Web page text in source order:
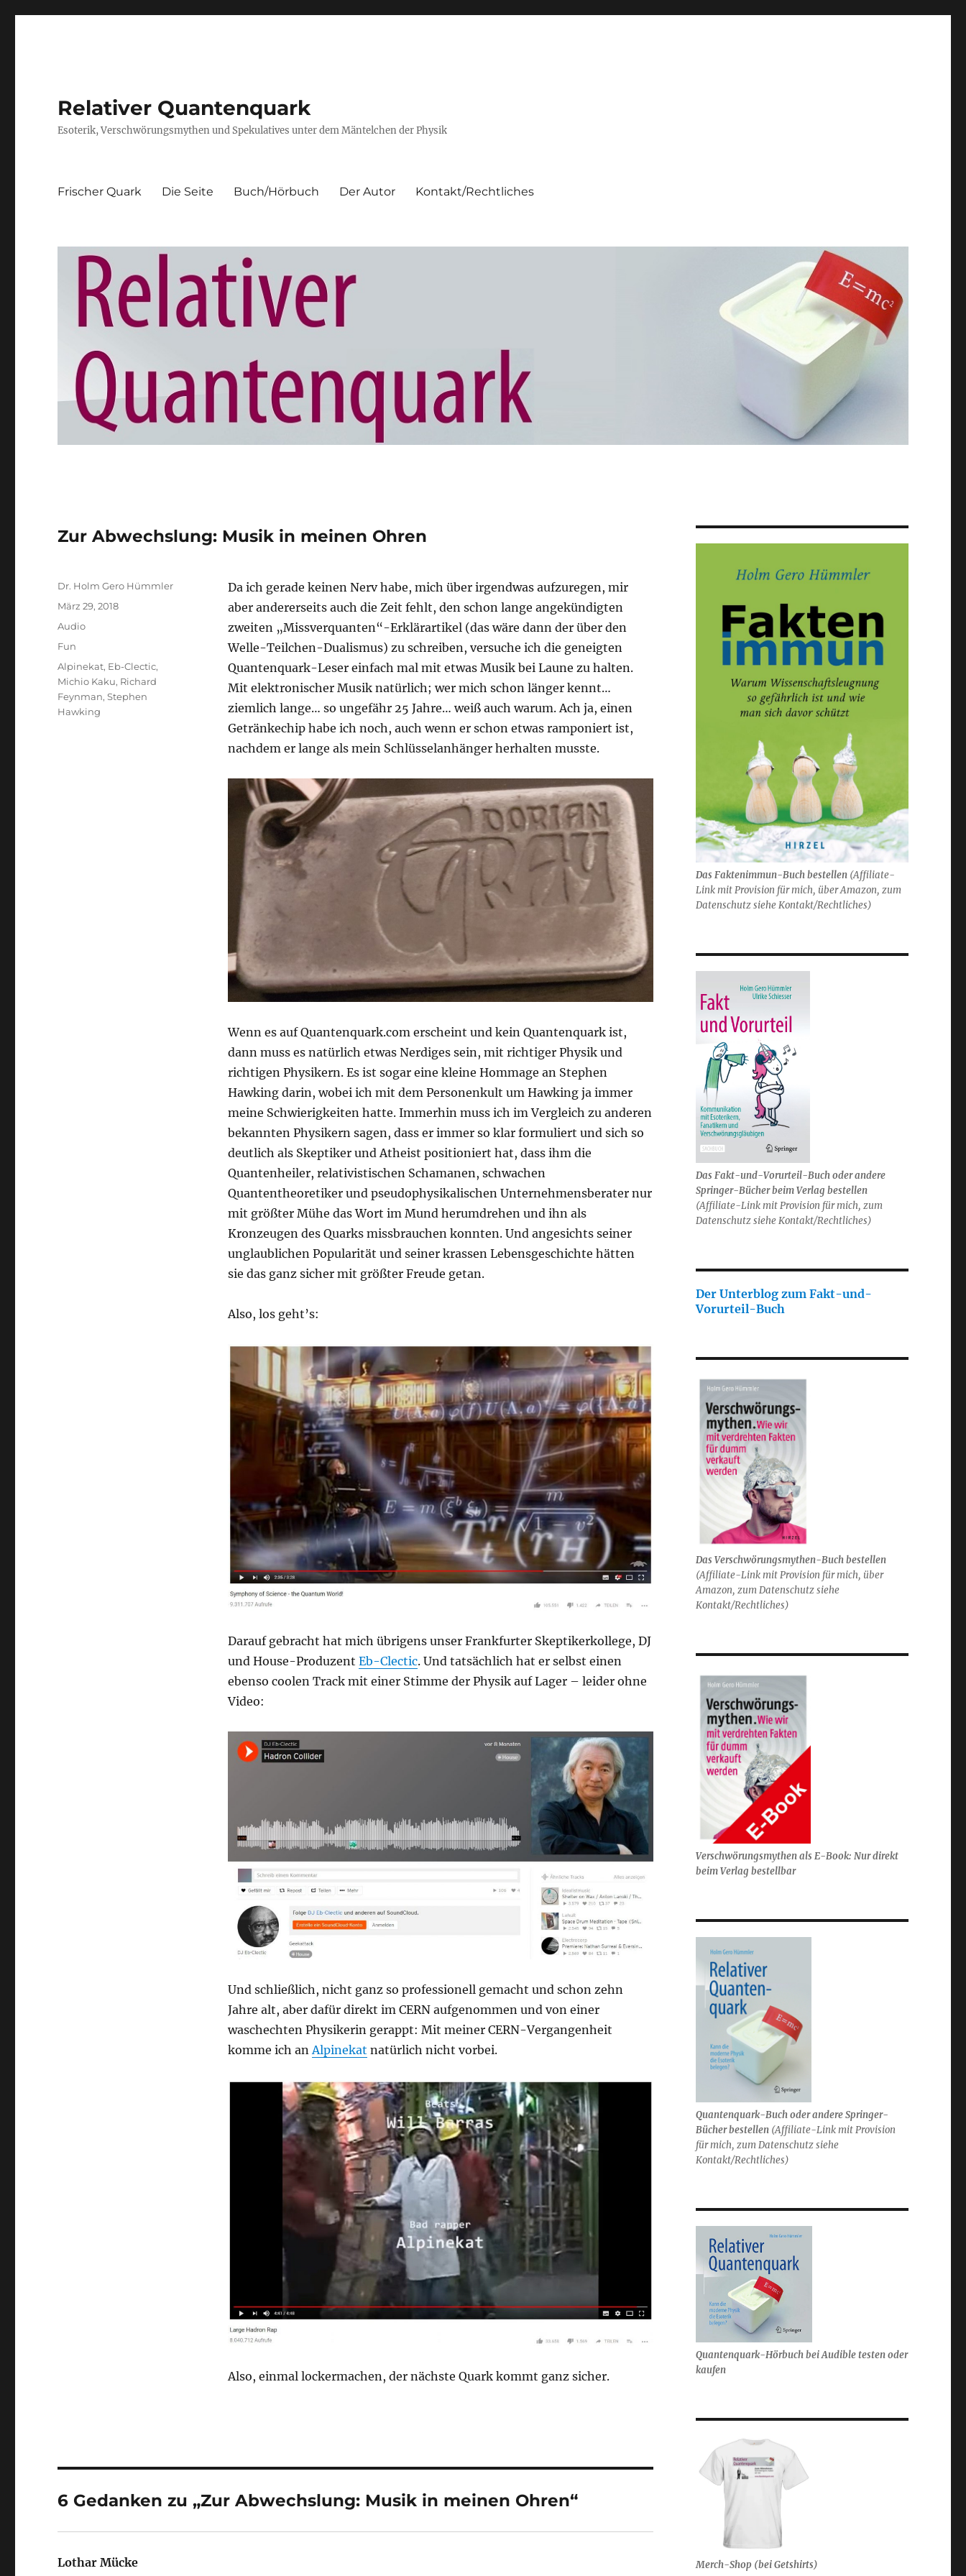
Relativer Quantenquark
Esoterik, Verschwörungsmythen und Spekulatives unter dem Mäntelchen der Physik
Frischer Quark Die Seite Buch/Hörbuch Der Autor Kontakt/Rechtliches
Zur Abwechslung: Musik in meinen Ohren
Da ich gerade keinen Nerv habe, mich über irgendwas aufzuregen, mir
aber andererseits auch die Zeit fehlt, den schon lange angekündigten
zweiten „Missverquanten“-Erklärartikel (das wäre dann der über den
Welle-Teilchen-Dualismus) zu schreiben, versuche ich die geneigten
Quantenquark-Leser einfach mal mit etwas Musik bei Laune zu halten.
Mit elektronischer Musik natürlich; wer mich schon länger kennt…
ziemlich lange… so ungefähr 25 Jahre… weiß auch warum. Ach ja, einen
Getränkechip habe ich noch, auch wenn er schon etwas ramponiert ist,
nachdem er lange als mein Schlüsselanhänger herhalten musste.
Wenn es auf Quantenquark.com erscheint und kein Quantenquark ist,
dann muss es natürlich etwas Nerdiges sein, mit richtiger Physik und
richtigen Physikern. Es ist sogar eine kleine Hommage an Stephen
Hawking darin, wobei ich mit dem Personenkult um Hawking ja immer
meine Schwierigkeiten hatte. Immerhin muss ich im Vergleich zu anderen
bekannten Physikern sagen, dass er immer so klar formuliert und sich so
deutlich als Skeptiker und Atheist positioniert hat, dass ihm die
Quantenheiler, relativistischen Schamanen, schwachen
Quantentheoretiker und pseudophysikalischen Unternehmensberater nur
mit größter Mühe das Wort im Mund herumdrehen und ihn als
Kronzeugen des Quarks missbrauchen konnten. Und angesichts seiner
unglaublichen Popularität und seiner krassen Lebensgeschichte hätten
sie das ganz sicher mit größter Freude getan.
Also, los geht’s:
Darauf gebracht hat mich übrigens unser Frankfurter Skeptikerkollege, DJ
und House-Produzent Eb-Clectic. Und tatsächlich hat er selbst einen
ebenso coolen Track mit einer Stimme der Physik auf Lager – leider ohne
Video:
Und schließlich, nicht ganz so professionell gemacht und schon zehn
Jahre alt, aber dafür direkt im CERN aufgenommen und von einer
waschechten Physikerin gerappt: Mit meiner CERN-Vergangenheit
komme ich an Alpinekat natürlich nicht vorbei.
Also, einmal lockermachen, der nächste Quark kommt ganz sicher.
Autor
Dr. Holm Gero Hümmler
Veröffentlicht
März 29, 2018
Format
Audio
Kategorien
Fun
Schlagwörter
Alpinekat, Eb-Clectic,
Michio Kaku, Richard
Feynman,Stephen
Hawking
6 Gedanken zu „Zur Abwechslung: Musik in meinen Ohren“
Lothar Mücke
Das Faktenimmun-Buch bestellen(Affiliate-
Link mit Provision für mich, über Amazon, zum
Datenschutz siehe Kontakt/Rechtliches)
Das Fakt-und-Vorurteil-Buch oder andere
Springer-Bücher beim Verlag bestellen
(Affiliate-Link mit Provision für mich, zum
Datenschutz siehe Kontakt/Rechtliches)
Der Unterblog zum Fakt-und-
Vorurteil-Buch
Das Verschwörungsmythen-Buch bestellen
(Affiliate-Link mit Provision für mich, über
Amazon, zum Datenschutz siehe
Kontakt/Rechtliches)
Verschwörungsmythen als E-Book: Nur direkt
beim Verlag bestellbar
Quantenquark-Buch oder andere Springer-
Bücher bestellen(Affiliate-Link mit Provision
für mich, zum Datenschutz siehe
Kontakt/Rechtliches)
Quantenquark-Hörbuch bei Audible testen oder
kaufen
Merch-Shop (bei Getshirts)